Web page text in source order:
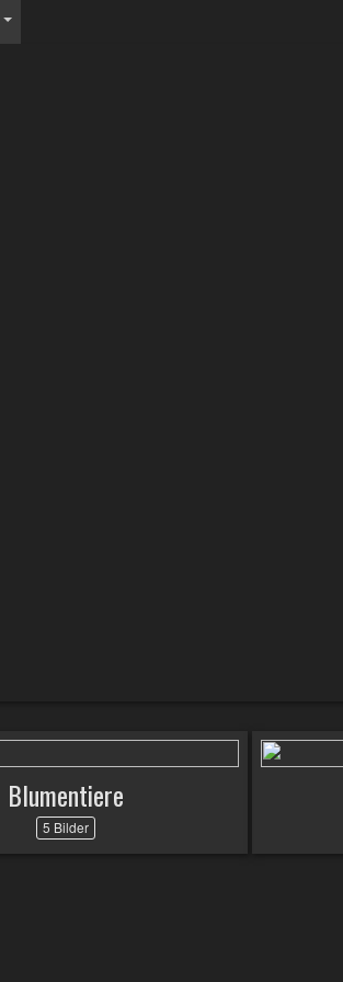
Blumentiere
5 Bilder